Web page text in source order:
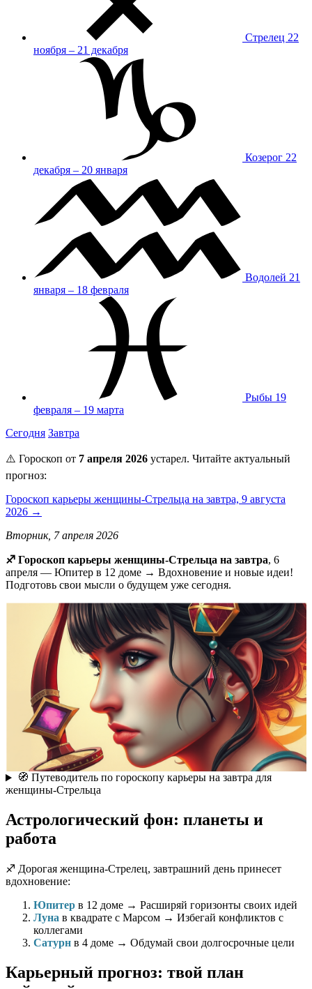
Стрелец 22
ноября – 21 декабря
Козерог 22
декабря – 20 января
Водолей 21
января – 18 февраля
Рыбы 19
февраля – 19 марта
Сегодня Завтра
⚠️ Гороскоп от 7 апреля 2026 устарел. Читайте актуальный
прогноз:
Гороскоп карьеры женщины-Стрельца на завтра, 9 августа
2026 →
Вторник, 7 апреля 2026
♐️ Гороскоп карьеры женщины-Стрельца на завтра, 6
апреля — Юпитер в 12 доме → Вдохновение и новые идеи!
Подготовь свои мысли о будущем уже сегодня.
🧭 Путеводитель по гороскопу карьеры на завтра для
женщины-Стрельца
Астрологический фон: планеты и
работа
♐️ Дорогая женщина-Стрелец, завтрашний день принесет
вдохновение:
Юпитер в 12 доме → Расширяй горизонты своих идей
Луна в квадрате с Марсом → Избегай конфликтов с
коллегами
Сатурн в 4 доме → Обдумай свои долгосрочные цели
Карьерный прогноз: твой план